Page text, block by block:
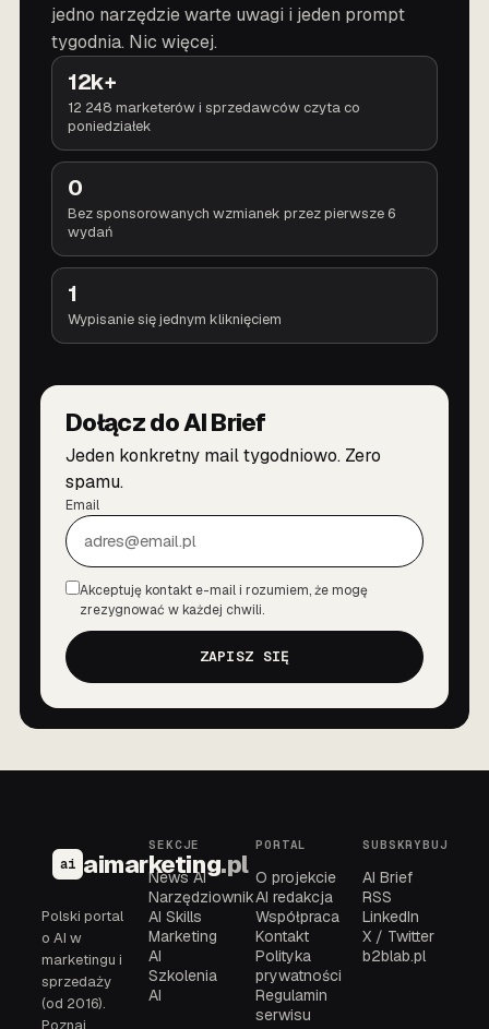
jedno narzędzie warte uwagi i jeden prompt
tygodnia. Nic więcej.
12k+
12 248 marketerów i sprzedawców czyta co
poniedziałek
0
Bez sponsorowanych wzmianek przez pierwsze 6
wydań
1
Wypisanie się jednym kliknięciem
Dołącz do AI Brief
Jeden konkretny mail tygodniowo. Zero
spamu.
Email
Zgoda
Akceptuję kontakt e-mail i rozumiem, że mogę
zrezygnować w każdej chwili.
ZAPISZ SIĘ
ai aimarketing.pl
Polski portal
o AI w
marketingu i
sprzedaży
(od 2016).
Poznaj
SEKCJE
News AI
Narzędziownik
AI Skills
Marketing
AI
Szkolenia
AI
PORTAL
O projekcie
AI redakcja
Współpraca
Kontakt
Polityka
prywatności
Regulamin
serwisu
SUBSKRYBUJ
AI Brief
RSS
LinkedIn
X / Twitter
b2blab.pl